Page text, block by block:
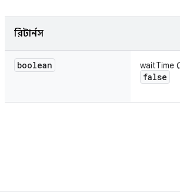
রিটার্নস
boolean waitTime
false